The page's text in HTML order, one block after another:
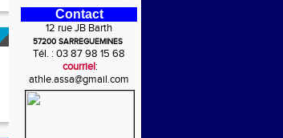
Contact
12 rue JB Barth
57200 SARREGUEMINES
Tél. : 03 87 98 15 68
courriel:
athle.assa@gmail.com